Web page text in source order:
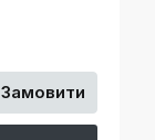
Замовити